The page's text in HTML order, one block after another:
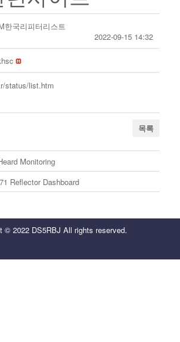
한국리피터리스트
2022-09-15 14:32
status/list.htm
목록
Monitoring
Reflector Dashboard
© 2022 DS5RBJ All rights reserved.